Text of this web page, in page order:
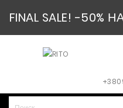
FINAL SALE! -50%